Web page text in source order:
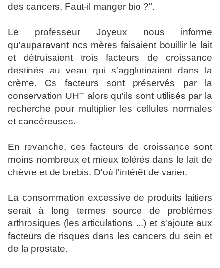
des cancers. Faut-il manger bio ?".
Le professeur Joyeux nous informe
qu'auparavant nos mères faisaient bouillir le lait
et détruisaient trois facteurs de croissance
destinés au veau qui s'agglutinaient dans la
crème. Cs facteurs sont préservés par la
conservation UHT alors qu'ils sont utilisés par la
recherche pour multiplier les cellules normales
et cancéreuses.
En revanche, ces facteurs de croissance sont
moins nombreux et mieux tolérés dans le lait de
chèvre et de brebis. D'où l'intérêt de varier.
La consommation excessive de produits laitiers
serait à long termes source de problèmes
arthrosiques (les articulations ...) et s'ajoute aux
facteurs de risques dans les cancers du sein et
de la prostate.